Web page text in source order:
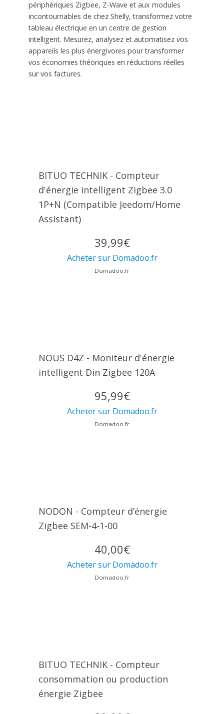
périphériques Zigbee, Z-Wave et aux modules
incontournables de chez Shelly, transformez votre
tableau électrique en un centre de gestion
intelligent. Mesurez, analysez et automatisez vos
appareils les plus énergivores pour transformer
vos économies théoriques en réductions réelles
sur vos factures.
BITUO TECHNIK - Compteur
d'énergie intelligent Zigbee 3.0
1P+N (Compatible Jeedom/Home
Assistant)
39,99€
Acheter sur Domadoo.fr
Domadoo.fr
NOUS D4Z - Moniteur d'énergie
intelligent Din Zigbee 120A
95,99€
Acheter sur Domadoo.fr
Domadoo.fr
NODON - Compteur d’énergie
Zigbee SEM-4-1-00
40,00€
Acheter sur Domadoo.fr
Domadoo.fr
BITUO TECHNIK - Compteur
consommation ou production
énergie Zigbee